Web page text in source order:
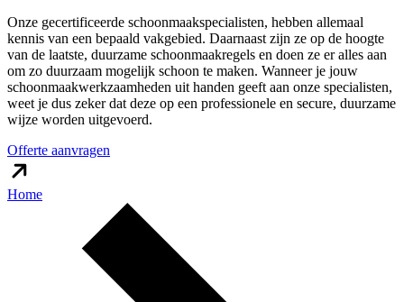
Onze gecertificeerde schoonmaakspecialisten, hebben allemaal
kennis van een bepaald vakgebied. Daarnaast zijn ze op de hoogte
van de laatste, duurzame schoonmaakregels en doen ze er alles aan
om zo duurzaam mogelijk schoon te maken. Wanneer je jouw
schoonmaakwerkzaamheden uit handen geeft aan onze specialisten,
weet je dus zeker dat deze op een professionele en secure, duurzame
wijze worden uitgevoerd.
Offerte aanvragen
Home